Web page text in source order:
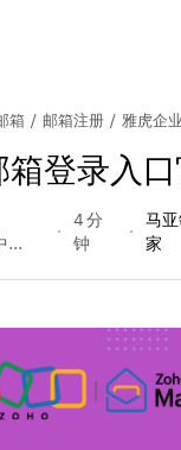
箱 / 邮箱注册 / 雅虎企
登录入口
4 分
钟
马
家